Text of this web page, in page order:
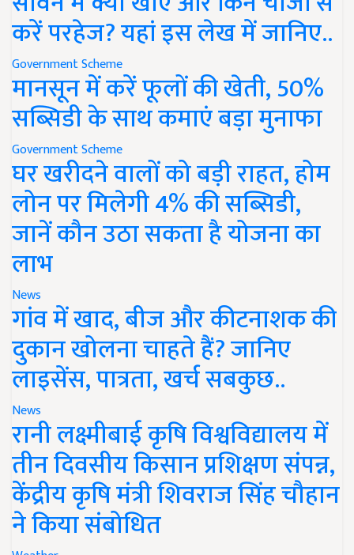
करें परहेज? यहां इस लेख में जानिए..
Government Scheme
मानसून में करें फूलों की खेती, 50%
सब्सिडी के साथ कमाएं बड़ा मुनाफा
Government Scheme
घर खरीदने वालों को बड़ी राहत, होम
लोन पर मिलेगी 4% की सब्सिडी,
जानें कौन उठा सकता है योजना का
लाभ
News
गांव में खाद, बीज और कीटनाशक की
दुकान खोलना चाहते हैं? जानिए
लाइसेंस, पात्रता, खर्च सबकुछ..
News
रानी लक्ष्मीबाई कृषि विश्वविद्यालय में
तीन दिवसीय किसान प्रशिक्षण संपन्न,
केंद्रीय कृषि मंत्री शिवराज सिंह चौहान
ने किया संबोधित